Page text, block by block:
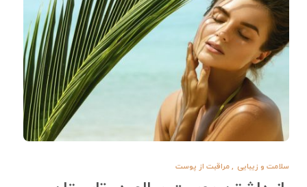
سلامت و زیبایی ,مراقبت از پوست